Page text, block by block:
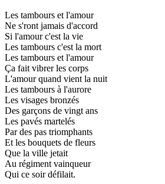
Les tambours et l'amour
Ne s'ront jamais d'accord
Si l'amour c'est la vie
Les tambours c'est la mort
Les tambours et l'amour
Ça fait vibrer les corps
L'amour quand vient la nuit
Les tambours à l'aurore
Les visages bronzés
Des garçons de vingt ans
Les pavés martelés
Par des pas triomphants
Et les bouquets de fleurs
Que la ville jetait
Au régiment vainqueur
Qui ce soir défilait.